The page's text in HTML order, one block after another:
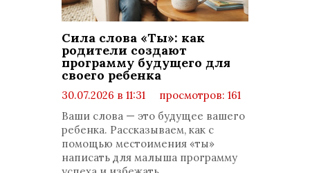
Сила слова «Ты»: как
родители создают
программу будущего для
своего ребенка
30.07.2026 в 11:31
просмотров: 161
комментариев: 0
Ваши слова — это будущее вашего
ребенка. Рассказываем, как с
помощью местоимения «ты»
написать для малыша программу